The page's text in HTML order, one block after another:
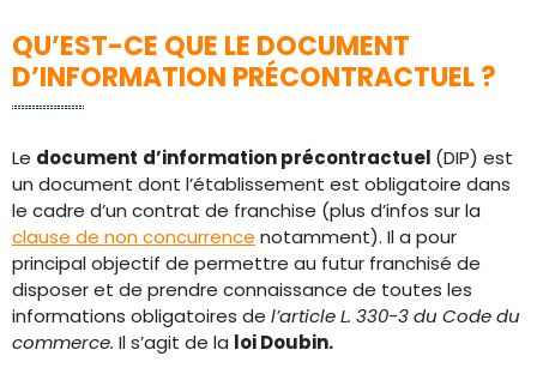
QU’EST-CE QUE LE DOCUMENT
D’INFORMATION PRÉCONTRACTUEL ?
Le document d’information précontractuel (DIP) est
un document dont l’établissement est obligatoire dans
le cadre d’un contrat de franchise (plus d’infos sur la
clause de non concurrence notamment). Il a pour
principal objectif de permettre au futur franchisé de
disposer et de prendre connaissance de toutes les
informations obligatoires de l’article L. 330-3 du Code du
commerce. Il s’agit de la loi Doubin.